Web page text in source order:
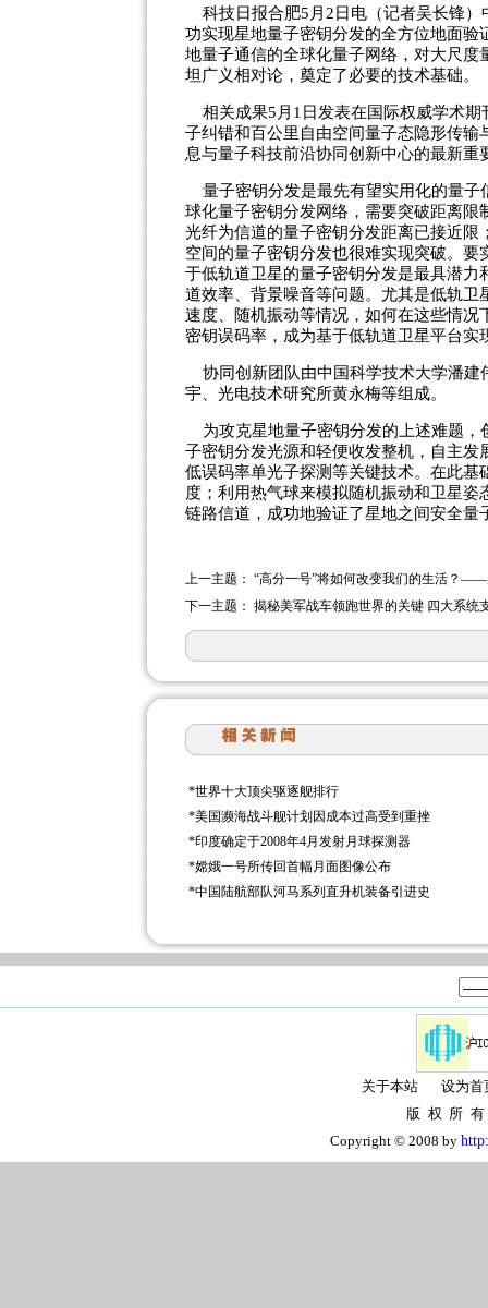
科技日报合肥5月2日电（记者吴长锋）
功实现星地量子密钥分发的全方位地面
地量子通信的全球化量子网络，对大尺
坦广义相对论，奠定了必要的技术基础。
相关成果5月1日发表在国际权威学术期
子纠错和百公里自由空间量子态隐形传
息与量子科技前沿协同创新中心的最新重
量子密钥分发是最先有望实用化的量子
球化量子密钥分发网络，需要突破距离
光纤为信道的量子密钥分发距离已接近
空间的量子密钥分发也很难实现突破。
于低轨道卫星的量子密钥分发是最具潜
道效率、背景噪音等问题。尤其是低轨
速度、随机振动等情况，如何在这些情
密钥误码率，成为基于低轨道卫星平台实
协同创新团队由中国科学技术大学潘建
宇、光电技术研究所黄永梅等组成。
为攻克星地量子密钥分发的上述难题，
子密钥分发光源和轻便收发整机，自主
低误码率单光子探测等关键技术。在此
度；利用热气球来模拟随机振动和卫星
链路信道，成功地验证了星地之间安全量
上一主题： “高分一号”将如何改变我们的生活？
下一主题： 揭秘美军战车领跑世界的关键 四大系统
*世界十大顶尖驱逐舰排行
*美国濒海战斗舰计划因成本过高受到重挫
*印度确定于2008年4月发射月球探测器
*嫦娥一号所传回首幅月面图像公布
*中国陆航部队河马系列直升机装备引进史